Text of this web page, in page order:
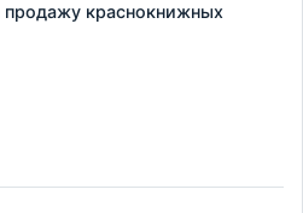
продажу краснокнижных